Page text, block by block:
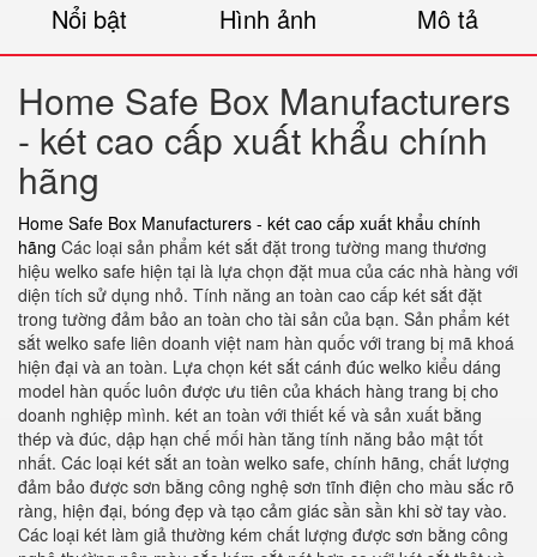
Nổi bật Hình ảnh Mô tả
Home Safe Box Manufacturers
- két cao cấp xuất khẩu chính
hãng
Home Safe Box Manufacturers - két cao cấp xuất khẩu chính
hãng Các loại sản phẩm két sắt đặt trong tường mang thương
hiệu welko safe hiện tại là lựa chọn đặt mua của các nhà hàng với
diện tích sử dụng nhỏ. Tính năng an toàn cao cấp két sắt đặt
trong tường đảm bảo an toàn cho tài sản của bạn. Sản phẩm két
sắt welko safe liên doanh việt nam hàn quốc với trang bị mã khoá
hiện đại và an toàn. Lựa chọn két sắt cánh đúc welko kiểu dáng
model hàn quốc luôn được ưu tiên của khách hàng trang bị cho
doanh nghiệp mình. két an toàn với thiết kế và sản xuất bằng
thép và đúc, dập hạn chế mối hàn tăng tính năng bảo mật tốt
nhất. Các loại két sắt an toàn welko safe, chính hãng, chất lượng
đảm bảo được sơn bằng công nghệ sơn tĩnh điện cho màu sắc rõ
ràng, hiện đại, bóng đẹp và tạo cảm giác sần sần khi sờ tay vào.
Các loại két làm giả thường kém chất lượng được sơn bằng công